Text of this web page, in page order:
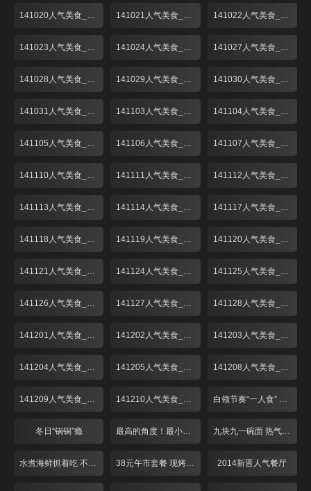
141020人气美食_001 141021人气美食_001 141022人气美食_001
141023人气美食_001 141024人气美食_001 141027人气美食_001
141028人气美食_001 141029人气美食_001 141030人气美食_001
141031人气美食_001 141103人气美食_001 141104人气美食_001
141105人气美食_001 141106人气美食_001 141107人气美食_001
141110人气美食_001 141111人气美食_001 141112人气美食_001
141113人气美食_001 141114人气美食_001 141117人气美食_001
141118人气美食_001 141119人气美食_001 141120人气美食_001
141121人气美食_001 141124人气美食_001 141125人气美食_001
141126人气美食_001 141127人气美食_001 141128人气美食_001
141201人气美食_001 141202人气美食_001 141203人气美食_001
141204人气美食_001 141205人气美食_001 141208人气美食_001
141209人气美食_001 141210人气美食_001 白领节奏“一人食” 荤素搭配翻花样！
冬日“锅锅”瘾 最高的角度！最小的空间！这个餐厅不简单 九块九一碗面 热气腾腾香辣酥
水煮海鲜抓着吃 不装淑女做“汉子” 38元午市套餐 现烤匹萨对折卖 2014新晋人气餐厅